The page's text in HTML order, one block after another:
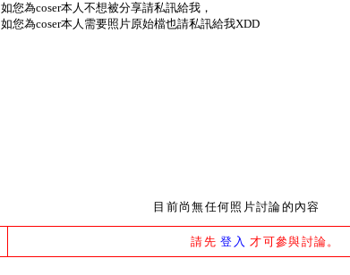
如您為coser本人不想被分享請私訊給我，
如您為coser本人需要照片原始檔也請私訊給我XDD
目前尚無任何照片討論的內容
請先登入 才可參與討論。